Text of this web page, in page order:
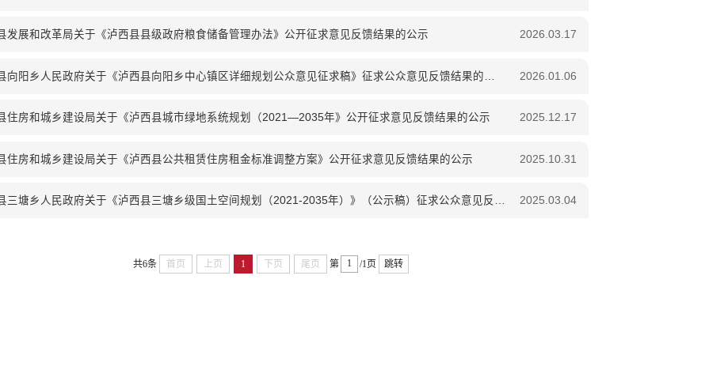
发展和改革局关于《泸西县县级政府粮食储备管理办法》公开征求意见反馈结果的公示 2026.03.17
2026.01.06
住房和城乡建设局关于《泸西县城市绿地系统规划（2021—2035年》公开征求意见反馈结果的公示 2025.12.17
住房和城乡建设局关于《泸西县公共租赁住房租金标准调整方案》公开征求意见反馈结果的公示 2025.10.31
泸西县三塘乡人民政府关于《泸西县三塘乡级国土空间规划（2021-2035年）》（公示稿）征求公众意见反馈结果的公示 2025.03.04
共6条 首页 上页 1 下页 尾页 第 /1页 跳转